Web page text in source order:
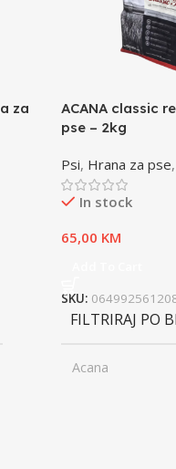
za
ACANA classic
pse – 2kg
Psi, Hrana za pse,
In stock
65,00 KM
SKU:
FILTRIRAJ PO
Acana